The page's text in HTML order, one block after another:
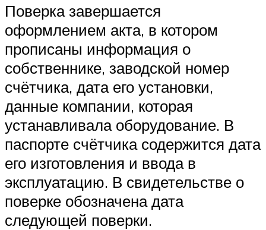
Поверка завершается
оформлением акта, в котором
прописаны информация о
собственнике, заводской номер
счётчика, дата его установки,
данные компании, которая
устанавливала оборудование. В
паспорте счётчика содержится дата
его изготовления и ввода в
эксплуатацию. В свидетельстве о
поверке обозначена дата
следующей поверки.